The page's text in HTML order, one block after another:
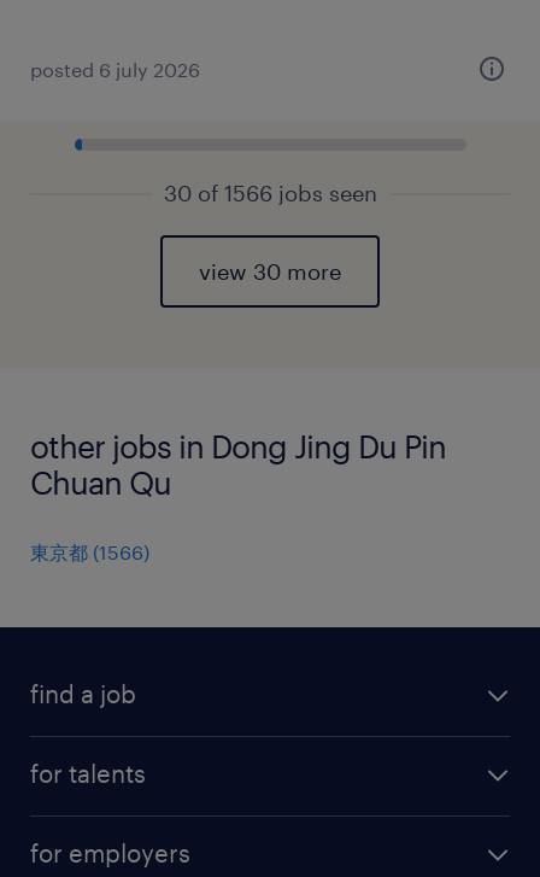
posted 6 july 2026
30 of 1566 jobs seen
view 30 more
other jobs in Dong Jing Du Pin
Chuan Qu
東京都 (1566)
find a job
for talents
for employers